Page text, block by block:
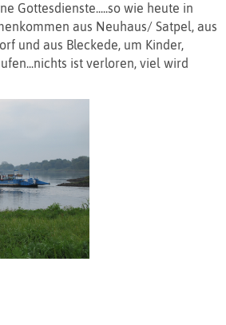
Gottesdienste.....so wie heute in
aus Neuhaus/ Satpel, aus
und aus Bleckede, um Kinder,
ist verloren, viel wird